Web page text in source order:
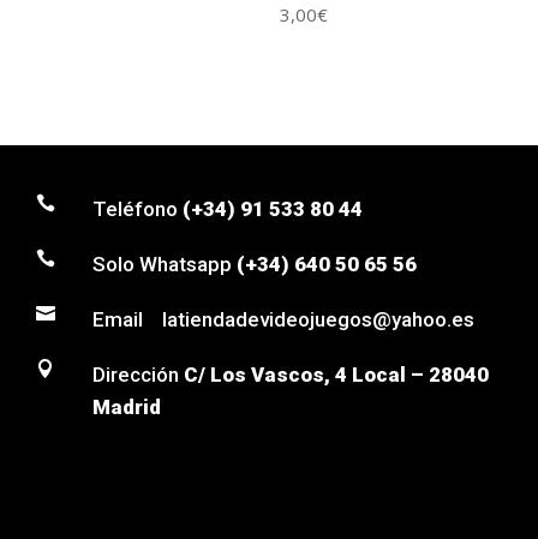
3,00€
 Teléfono (+34) 91 533 80 44
 Solo Whatsapp (+34) 640 50 65 56
 Email latiendadevideojuegos@yahoo.es
 Dirección C/ Los Vascos, 4 Local – 28040
Madrid